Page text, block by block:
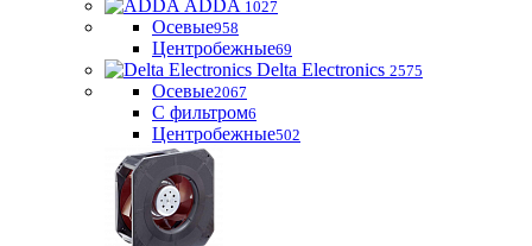
ADDA 1027
Осевые958
Центробежные69
Delta Electronics 2575
Осевые2067
С фильтром6
Центробежные502